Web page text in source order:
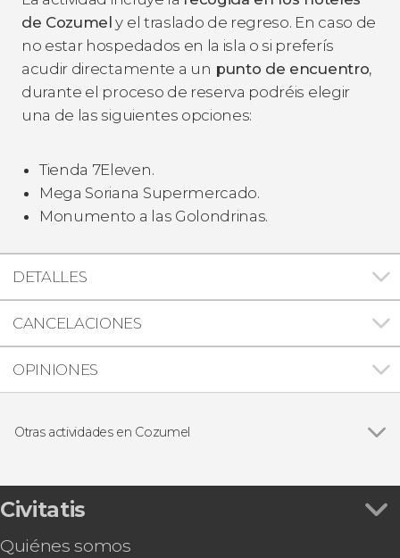
de Cozumel y el traslado de regreso. En caso de
no estar hospedados en la isla o si preferís
acudir directamente a un punto de encuentro,
durante el proceso de reserva podréis elegir
una de las siguientes opciones:
Tienda 7Eleven.
Mega Soriana Supermercado.
Monumento a las Golondrinas.
DETALLES
CANCELACIONES
OPINIONES
Otras actividades en Cozumel
Ferry a Playa del Carmen
Tour en jeep por Cozumel + Caverna de Jade y
Tour en 4x4 por Cozumel + Snorkel
Civitatis
Quiénes somos